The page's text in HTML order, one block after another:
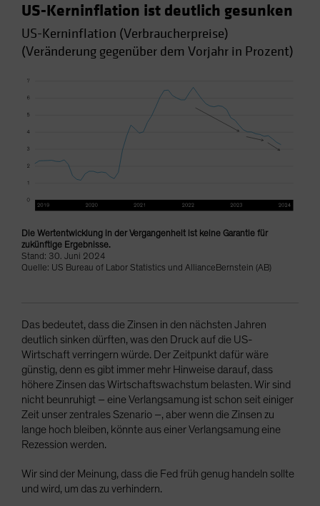
US-Kerninflation ist deutlich gesunken
US-Kerninflation (Verbraucherpreise)
(Veränderung gegenüber dem Vorjahr in Prozent)
Die Wertentwicklung in der Vergangenheit ist keine Garantie für
zukünftige Ergebnisse.
Stand: 30. Juni 2024
Quelle: US Bureau of Labor Statistics und AllianceBernstein (AB)
Das bedeutet, dass die Zinsen in den nächsten Jahren
deutlich sinken dürften, was den Druck auf die US-
Wirtschaft verringern würde. Der Zeitpunkt dafür wäre
günstig, denn es gibt immer mehr Hinweise darauf, dass
höhere Zinsen das Wirtschaftswachstum belasten. Wir sind
nicht beunruhigt – eine Verlangsamung ist schon seit einiger
Zeit unser zentrales Szenario –, aber wenn die Zinsen zu
lange hoch bleiben, könnte aus einer Verlangsamung eine
Rezession werden.
Wir sind der Meinung, dass die Fed früh genug handeln sollte
und wird, um das zu verhindern.